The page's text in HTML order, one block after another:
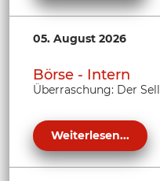
05. August 2026
Börse - Intern
Überraschung: Der
Weiterlesen...